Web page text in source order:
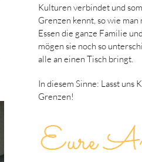
Kulturen verbindet und
Grenzen kennt, so wie
Essen die ganze Familie
mögen sie noch so
alle an einen Tisch bringt.
In diesem Sinne: Lasst uns
Grenzen!